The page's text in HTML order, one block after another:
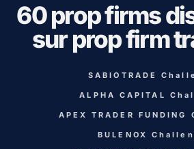
60 prop firms
sur prop firm
SABIOTRADE
ALPHA CAPITAL
APEX TRADER FUNDING
BULENOX